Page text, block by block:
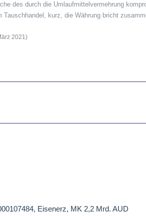
des durch die Umlaufmittelvermehrung
kurz, die Währung bricht
2021)
Eisenerz, MK 2,2 Mrd. AUD